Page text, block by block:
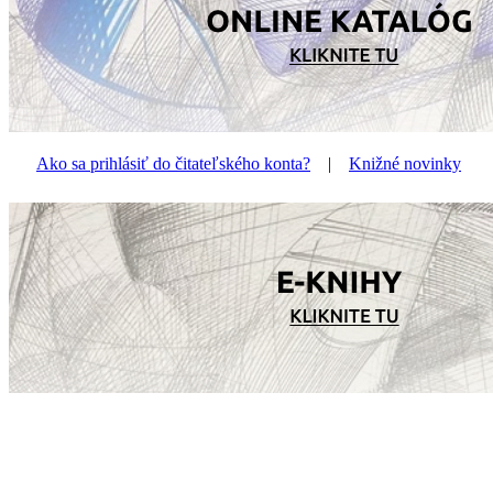
Ako sa prihlásiť do čitateľského konta? | Knižné novinky